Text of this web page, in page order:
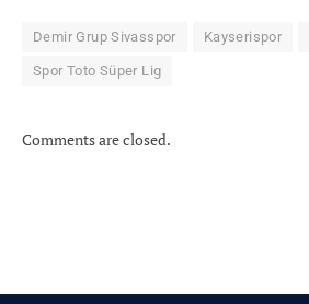
Demir Grup Sivasspor Kayserispor
Spor Toto Süper Lig
Comments are closed.